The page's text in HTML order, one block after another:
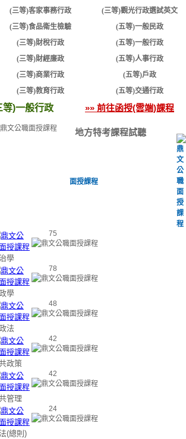
(三等)客家事務行政
(三等)觀光行政選試英文
(三等)食品衛生檢驗
(五等)一般民政
(三等)財稅行政
(五等)一般行政
(三等)財經廉政
(五等)人事行政
(三等)商業行政
(五等)戶政
(三等)教育行政
(五等)交通行政
等)一般行政 »» 前往函授(雲端)課程
地方特考課程試聽
面授課程
學
75
學
78
法
48
政策
42
管理
42
(總則)
24